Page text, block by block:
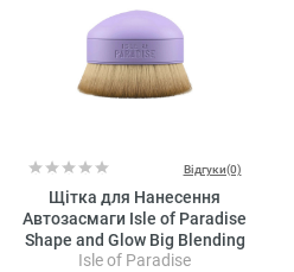
Відгуки(0)
Щітка для Нанесення
Автозасмаги Isle of Paradise
Shape and Glow Big Blending
Brush
Isle of Paradise